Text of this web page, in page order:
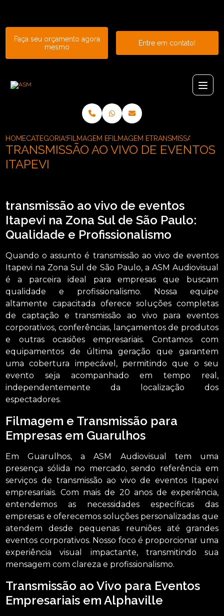
Faça seu orçamento agora
mesmo
Entre em contato!
HOMECATEGORIASFILMAGEM E TRANSMISSAO DE EVENTOS
FILMAGEM E TRANSMISSAO PARA
TRANSMISSAO AO
TRANSMISSÃO AO VIVO DE EVENTOS
ITAPEVI
transmissão ao vivo de eventos
Itapevi na Zona Sul de São Paulo:
Qualidade e Profissionalismo
Quando o assunto é transmissão ao vivo de eventos
Itapevi na Zona Sul de São Paulo, a ASM Audiovisual
é a parceira ideal para empresas que buscam
qualidade e profissionalismo. Nossa equipe
altamente capacitada oferece soluções completas
de captação e transmissão ao vivo para eventos
corporativos, conferências, lançamentos de produtos
e outras ocasiões empresariais. Contamos com
equipamentos de última geração que garantem
uma cobertura impecável, permitindo que o seu
evento seja acompanhado em tempo real,
independentemente da localização dos
espectadores.
Filmagem e Transmissão para
Empresas em Guarulhos
Em Guarulhos, a ASM Audiovisual tem uma
presença sólida no mercado, sendo referência em
serviços de transmissão ao vivo de eventos Itapevi
empresariais. Com mais de 20 anos de experiência,
entendemos as necessidades específicas das
empresas e oferecemos soluções personalizadas que
atendem desde pequenas reuniões até grandes
eventos corporativos. Nosso foco é proporcionar uma
experiência visual impactante, transmitindo sua
mensagem com clareza e profissionalismo.
Transmissão ao Vivo para Eventos
Empresariais em Alphaville